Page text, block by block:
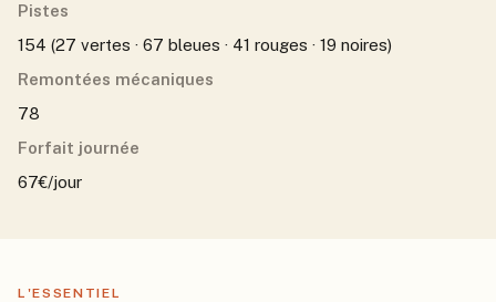
Pistes
154 (27 vertes · 67 bleues · 41 rouges · 19 noires)
Remontées mécaniques
78
Forfait journée
67€/jour
L'ESSENTIEL